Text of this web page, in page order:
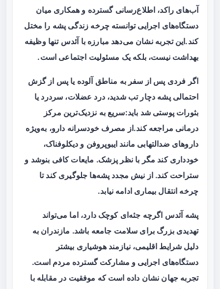
آب‌های راکد، اطلاع‌رسانی گسترده و همکاری میان
دستگاه‌های اجرایی توانسته چرخه زندگی پشه را مختل
کند.این تجربه نشان می‌دهد مبارزه با آئدس تنها وظیفه
بهداشت نیست، بلکه یک مسئولیت اجتماعی است.
اگر فردی پس از سفر به مناطق آلوده یا پس از گزش
احتمالی پشه دچار تب شدید، درد عضلات، سردرد یا
بثورات پوستی شد باید:سریع به نزدیک‌ترین مرکز
درمانی مراجعه کند.از مصرف خودسرانه دارو، به‌ویژه
داروهای ضدالتهابی مانند ایبوپروفن و دیکلوفناک،
خودداری کند مگر با نظر پزشک. مایعات کافی بنوشد و
ستراحت کند. از نیش مجدد پشه‌ها جلوگیری کند تا
چرخه انتقال بیماری ادامه نیابد.
پشه آئدس اگرچه جثه‌ای کوچک دارد، اما می‌تواند
تهدیدی بزرگ برای سلامت جامعه باشد. مازندران به
دلیل شرایط اقلیمی، نیازمند هوشیاری بیشتر
دستگاه‌های اجرایی و مشارکت گسترده مردم است.
تجربه جهان نشان داده است که موفقیت در مقابله با